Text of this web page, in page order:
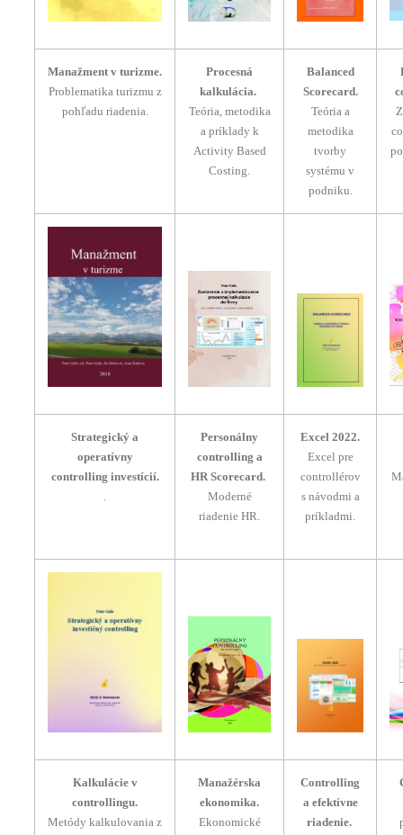
Manažment v turizme.
Problematika turizmu z
pohľadu riadenia.
Procesná
kalkulácia.
Teória, metodika
a príklady k
Activity Based
Costing.
Balanced
Scorecard.
Teória a
metodika
tvorby
systému v
podniku.
Strategický a
operatívny
controlling investícií.
.
Personálny
controlling a
HR Scorecard.
Moderné
riadenie HR.
Excel 2022.
Excel pre
controllérov
s návodmi a
príkladmi.
Kalkulácie v
controllingu.
Metódy kalkulovania z
Manažérska
ekonomika.
Ekonomické
Controlling
a efektívne
riadenie.